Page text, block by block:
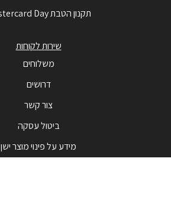
תקנון הטבת Mastercard Day
שירות לקוחות
משלוחים
דרושים
צור קשר
ביטול עסקה
מידע על פינוי מוצר ישן